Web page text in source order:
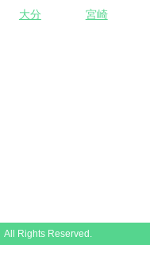
大分
宮崎
Rights Reserved.